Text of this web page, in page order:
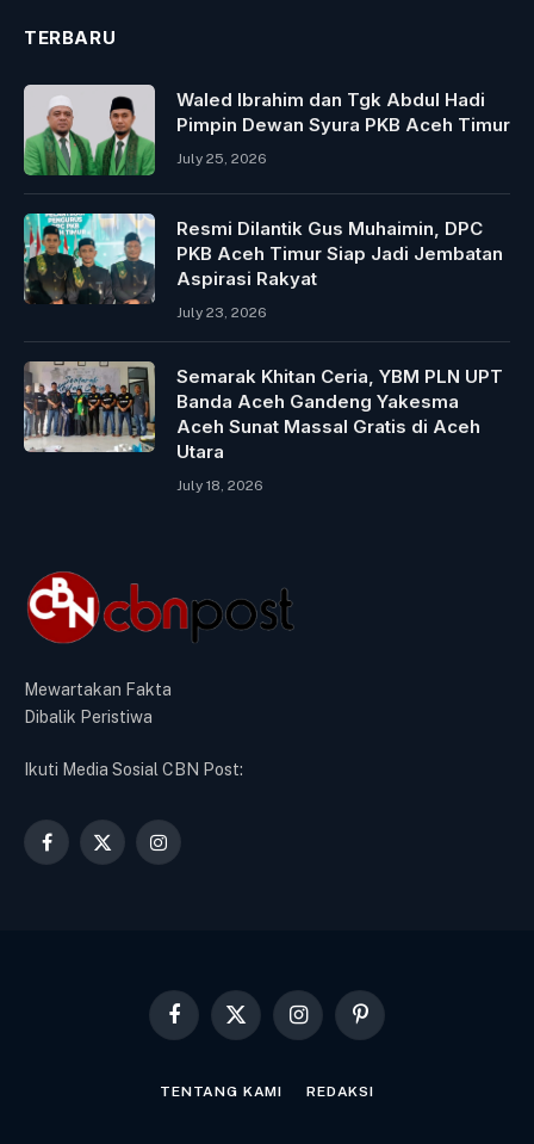
TERBARU
Waled Ibrahim dan Tgk Abdul Hadi
Pimpin Dewan Syura PKB Aceh Timur
July 25, 2026
Resmi Dilantik Gus Muhaimin, DPC
PKB Aceh Timur Siap Jadi Jembatan
Aspirasi Rakyat
July 23, 2026
Semarak Khitan Ceria, YBM PLN UPT
Banda Aceh Gandeng Yakesma
Aceh Sunat Massal Gratis di Aceh
Utara
July 18, 2026
Mewartakan Fakta
Dibalik Peristiwa
Ikuti Media Sosial CBN Post:
Facebook
X
Instagram
Facebook
X
InstagramPinterest
TENTANG KAMI REDAKSI